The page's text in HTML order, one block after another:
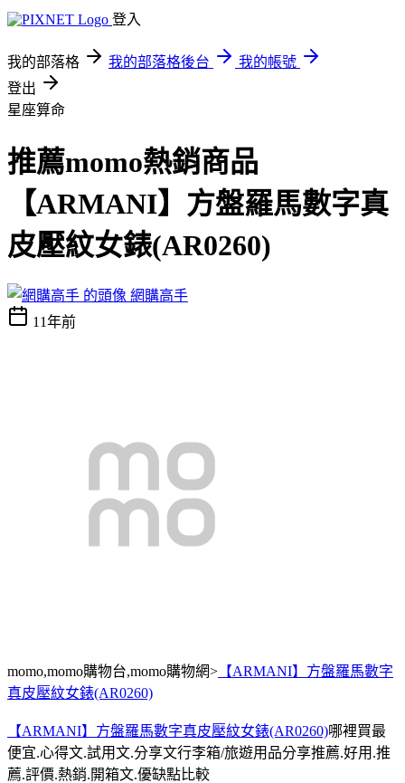
登入
我的部落格 我的部落格後台
我的帳號
登出
星座算命
推薦momo熱銷商品
【ARMANI】方盤羅馬數字真
皮壓紋女錶(AR0260)
網購高手
11年前
momo,momo購物台,momo購物網> 【ARMANI】方盤羅馬數字
真皮壓紋女錶(AR0260)
【ARMANI】方盤羅馬數字真皮壓紋女錶(AR0260)哪裡買最
便宜.心得文.試用文.分享文行李箱/旅遊用品分享推薦.好用.推
薦.評價.熱銷.開箱文.優缺點比較